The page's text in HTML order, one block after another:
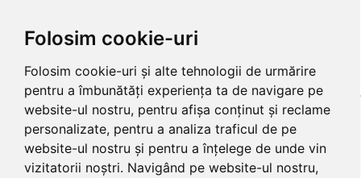
Folosim cookie-uri
Folosim cookie-uri și alte tehnologii de urmărire
pentru a îmbunătăți experiența ta de navigare pe
website-ul nostru, pentru afișa conținut și reclame
personalizate, pentru a analiza traficul de pe
website-ul nostru și pentru a înțelege de unde vin
vizitatorii noștri. Navigând pe website-ul nostru,